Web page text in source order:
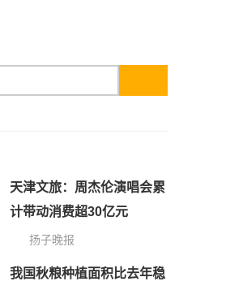
天津文旅：周杰伦演唱会累
计带动消费超30亿元
扬子晚报
我国秋粮种植面积比去年稳